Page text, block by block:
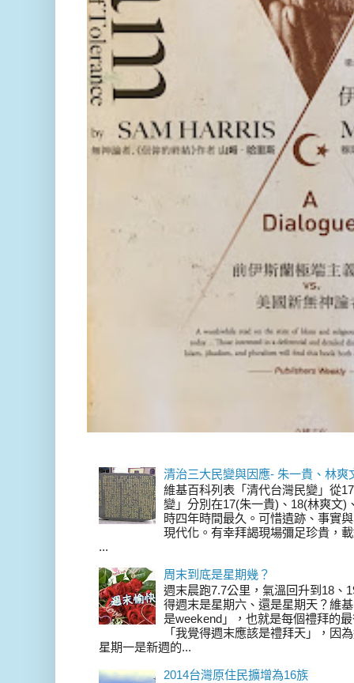
清治三大民變與因應- 朱一貴、林爽
維基百科列表「清代台灣民變」從
變」分別在17(朱一貴)、18(林爽文)
時四年時間最久。可惜遺跡、事實
現代化。有幸拜謁現場彌足珍貴，
...
周末到底是星期幾？
週末晨跑7.7公里，氣溫回升到18、
得週末是星期六、還是星期天？維
是weekend」，也就是每個禮拜的
「我覺得週末應該是禮拜天」，因
星期一是新週的...
2014台灣原住民擴增為16族